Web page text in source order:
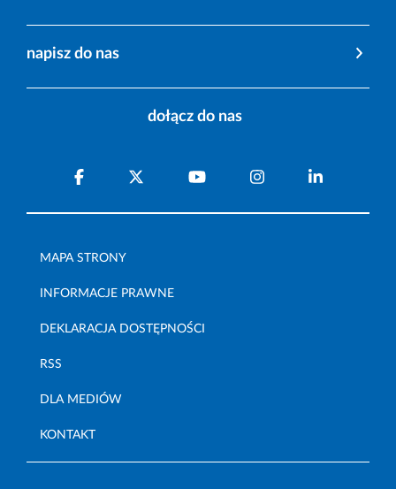
napisz do nas
dołącz do nas
MAPA STRONY
INFORMACJE PRAWNE
DEKLARACJA DOSTĘPNOŚCI
RSS
DLA MEDIÓW
KONTAKT